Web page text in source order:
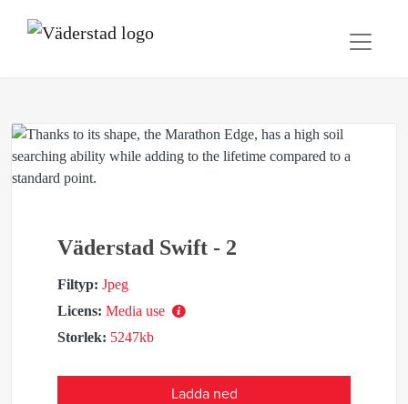
Väderstad Swift - 2
Filtyp: Jpeg
Licens: Media use
Storlek: 5247kb
Ladda ned